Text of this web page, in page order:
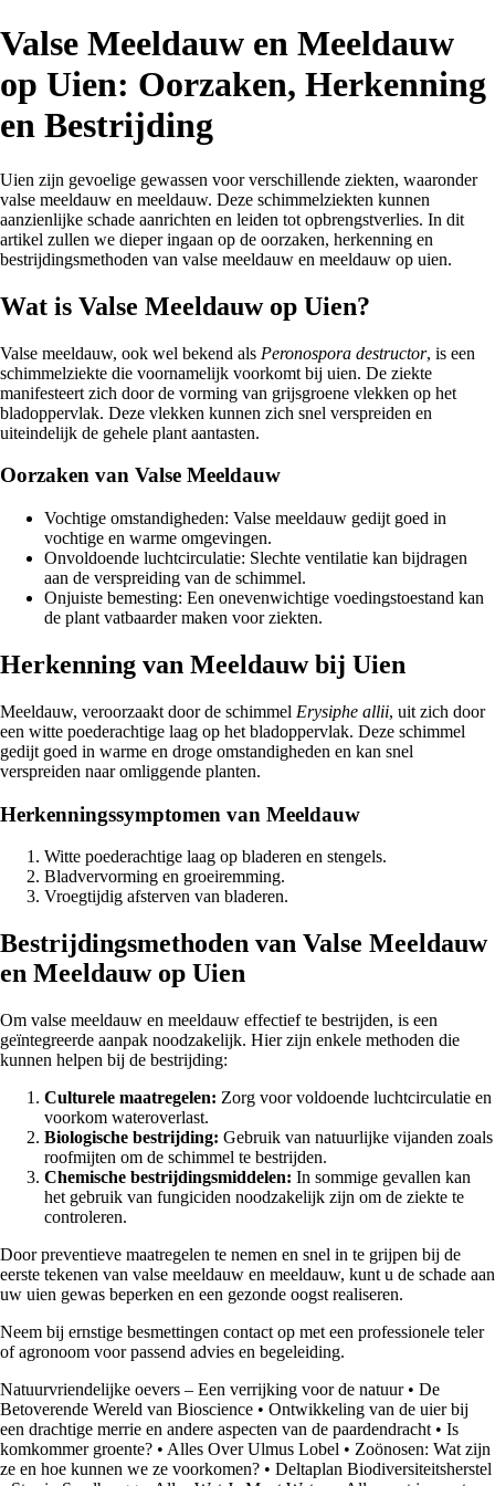
Valse Meeldauw en Meeldauw
op Uien: Oorzaken, Herkenning
en Bestrijding
Uien zijn gevoelige gewassen voor verschillende ziekten, waaronder
valse meeldauw en meeldauw. Deze schimmelziekten kunnen
aanzienlijke schade aanrichten en leiden tot opbrengstverlies. In dit
artikel zullen we dieper ingaan op de oorzaken, herkenning en
bestrijdingsmethoden van valse meeldauw en meeldauw op uien.
Wat is Valse Meeldauw op Uien?
Valse meeldauw, ook wel bekend als Peronospora destructor, is een
schimmelziekte die voornamelijk voorkomt bij uien. De ziekte
manifesteert zich door de vorming van grijsgroene vlekken op het
bladoppervlak. Deze vlekken kunnen zich snel verspreiden en
uiteindelijk de gehele plant aantasten.
Oorzaken van Valse Meeldauw
Vochtige omstandigheden: Valse meeldauw gedijt goed in
vochtige en warme omgevingen.
Onvoldoende luchtcirculatie: Slechte ventilatie kan bijdragen
aan de verspreiding van de schimmel.
Onjuiste bemesting: Een onevenwichtige voedingstoestand kan
de plant vatbaarder maken voor ziekten.
Herkenning van Meeldauw bij Uien
Meeldauw, veroorzaakt door de schimmel Erysiphe allii, uit zich door
een witte poederachtige laag op het bladoppervlak. Deze schimmel
gedijt goed in warme en droge omstandigheden en kan snel
verspreiden naar omliggende planten.
Herkenningssymptomen van Meeldauw
Witte poederachtige laag op bladeren en stengels.
Bladvervorming en groeiremming.
Vroegtijdig afsterven van bladeren.
Bestrijdingsmethoden van Valse Meeldauw
en Meeldauw op Uien
Om valse meeldauw en meeldauw effectief te bestrijden, is een
geïntegreerde aanpak noodzakelijk. Hier zijn enkele methoden die
kunnen helpen bij de bestrijding:
Culturele maatregelen: Zorg voor voldoende luchtcirculatie en
voorkom wateroverlast.
Biologische bestrijding: Gebruik van natuurlijke vijanden zoals
roofmijten om de schimmel te bestrijden.
Chemische bestrijdingsmiddelen: In sommige gevallen kan
het gebruik van fungiciden noodzakelijk zijn om de ziekte te
controleren.
Door preventieve maatregelen te nemen en snel in te grijpen bij de
eerste tekenen van valse meeldauw en meeldauw, kunt u de schade aan
uw uien gewas beperken en een gezonde oogst realiseren.
Neem bij ernstige besmettingen contact op met een professionele teler
of agronoom voor passend advies en begeleiding.
Natuurvriendelijke oevers – Een verrijking voor de natuur• De
Betoverende Wereld van Bioscience • Ontwikkeling van de uier bij
een drachtige merrie en andere aspecten van de paardendracht • Is
komkommer groente? • Alles Over Ulmus Lobel • Zoönosen: Wat zijn
ze en hoe kunnen we ze voorkomen? • Deltaplan Biodiversiteitsherstel